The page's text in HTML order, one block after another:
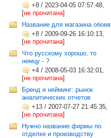
+8 / 2023-04-05 07:57:48,
[не прочитана]
Название для магазина обоев
+8 / 2009-09-26 16:10:13,
[не прочитана]
Что русскому хорошо, то
немцу - ?
+4 / 2008-05-03 16:32:01,
[не прочитана]
Бренд и нейминг: рынок
аналитических отчетов
+13 / 2007-07-27 21:45:35,
[не прочитана]
Нужно название фирмы по
отделке и производству